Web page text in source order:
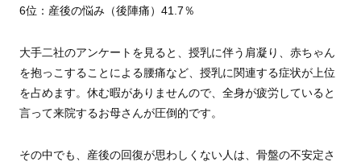
6位：産後の悩み（後陣痛）41.7％
大手二社のアンケートを見ると、授乳に伴う肩凝り、赤ちゃん
を抱っこすることによる腰痛など、授乳に関連する症状が上位
を占めます。休む暇がありませんので、全身が疲労していると
言って来院するお母さんが圧倒的です。
その中でも、産後の回復が思わしくない人は、骨盤の不安定さ